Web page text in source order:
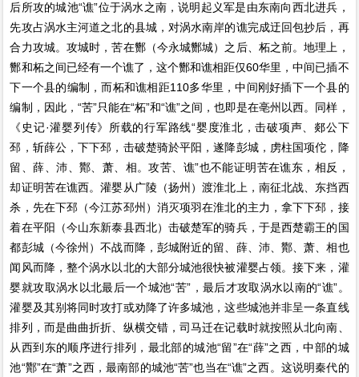
后所攻的城池“谯”位于涡水之南，说明起义军是由东南向西北进兵，
先攻占涡水主河道之北的县城，对涡水南岸的谯完成迂回包抄后，再
合力攻城。攻城时，苦在酂（今永城酂城）之后、柘之前。地理上，
酂和柘之间已经有一个谯了，这个酂和谯相距仅60华里，中间已插不
下一个县的编制，而柘和谯相距110多华里，中间刚好插下一个县的
编制，因此，“苦”只能在“柘”和“谯”之间，也即是在亳州以西。同样，
《史记·灌婴列传》所载的行军路线“婴度淮北，击破项声、郯公下
邳，斩薛公，下下邳，击破楚骑於平阳，遂降彭城，虏柱国项佗，降
留、薛、沛、酇、萧、相。攻苦、谯”也不能证明苦在谯东，相反，
却证明苦在谯西。灌婴从广陵（扬州）渡淮北上，南征北战、东挡西
杀，先在下邳（今江苏邳州）消灭项羽在淮北的主力，拿下下邳，接
着在平阳（今山东新泰县西北）击破楚军的骑兵，于是西楚霸王的国
都彭城（今徐州）不战而降，彭城附近的留、薛、沛、酇、萧、相也
闻风而降，整个涡水以北的大部分城池很快被灌婴占领。接下来，灌
婴就攻取涡水以北最后一个城池“苦”，最后才攻取涡水以南的“谯”。
灌婴及其别将同时攻打或劝降了许多城池，这些城池并非呈一条直线
排列，而是曲曲折折、纵横交错，司马迁在记载时就按照从北向南、
从西到东的顺序进行排列，最北部的城池“留”在“薛”之西，中部的城
池“酇”在“萧”之西，最南部的城池“苦”也当在“谯”之西。这说明秦代的